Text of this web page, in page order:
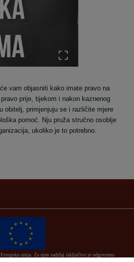
vam objasniti kako imate pravo na
prije, tijekom i nakon kaznenog
obitelj, primjenjuju se i različite mjere
pomoć. Nju pruža stručno osoblje
ukoliko je to potrebno.
unija. Za njen sadržaj isključivo je odgovorno